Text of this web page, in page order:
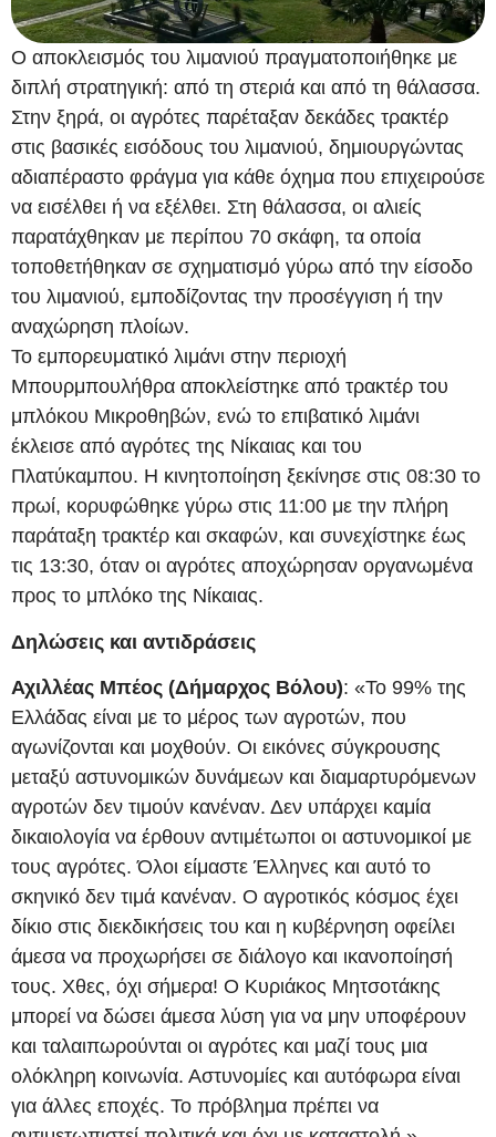
Ο αποκλεισμός του λιμανιού πραγματοποιήθηκε με
διπλή στρατηγική: από τη στεριά και από τη θάλασσα.
Στην ξηρά, οι αγρότες παρέταξαν δεκάδες τρακτέρ
στις βασικές εισόδους του λιμανιού, δημιουργώντας
αδιαπέραστο φράγμα για κάθε όχημα που επιχειρούσε
να εισέλθει ή να εξέλθει. Στη θάλασσα, οι αλιείς
παρατάχθηκαν με περίπου 70 σκάφη, τα οποία
τοποθετήθηκαν σε σχηματισμό γύρω από την είσοδο
του λιμανιού, εμποδίζοντας την προσέγγιση ή την
αναχώρηση πλοίων.
Το εμπορευματικό λιμάνι στην περιοχή
Μπουρμπουλήθρα αποκλείστηκε από τρακτέρ του
μπλόκου Μικροθηβών, ενώ το επιβατικό λιμάνι
έκλεισε από αγρότες της Νίκαιας και του
Πλατύκαμπου. Η κινητοποίηση ξεκίνησε στις 08:30 το
πρωί, κορυφώθηκε γύρω στις 11:00 με την πλήρη
παράταξη τρακτέρ και σκαφών, και συνεχίστηκε έως
τις 13:30, όταν οι αγρότες αποχώρησαν οργανωμένα
προς το μπλόκο της Νίκαιας.
Δηλώσεις και αντιδράσεις
Αχιλλέας Μπέος (Δήμαρχος Βόλου): «Το 99% της
Ελλάδας είναι με το μέρος των αγροτών, που
αγωνίζονται και μοχθούν. Οι εικόνες σύγκρουσης
μεταξύ αστυνομικών δυνάμεων και διαμαρτυρόμενων
αγροτών δεν τιμούν κανέναν. Δεν υπάρχει καμία
δικαιολογία να έρθουν αντιμέτωποι οι αστυνομικοί με
τους αγρότες. Όλοι είμαστε Έλληνες και αυτό το
σκηνικό δεν τιμά κανέναν. Ο αγροτικός κόσμος έχει
δίκιο στις διεκδικήσεις του και η κυβέρνηση οφείλει
άμεσα να προχωρήσει σε διάλογο και ικανοποίησή
τους. Χθες, όχι σήμερα! Ο Κυριάκος Μητσοτάκης
μπορεί να δώσει άμεσα λύση για να μην υποφέρουν
και ταλαιπωρούνται οι αγρότες και μαζί τους μια
ολόκληρη κοινωνία. Αστυνομίες και αυτόφωρα είναι
για άλλες εποχές. Το πρόβλημα πρέπει να